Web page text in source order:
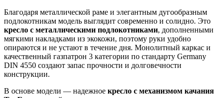
Благодаря металлической раме и элегантным дугообразным
подлокотникам модель выглядит современно и солидно. Это
кресло с металлическими подлокотниками, дополненными
мягкими накладками из экокожи, поэтому руки удобно
опираются и не устают в течение дня. Монолитный каркас и
качественный газпатрон 3 категории по стандарту Germany
DIN 4550 создают запас прочности и долговечности
конструкции.
В основе модели — надежное кресло с механизмом качания